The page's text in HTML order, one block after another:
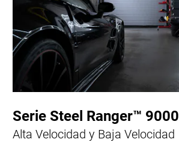
Serie Steel Ranger™ 9000
Alta Velocidad y Baja Velocidad